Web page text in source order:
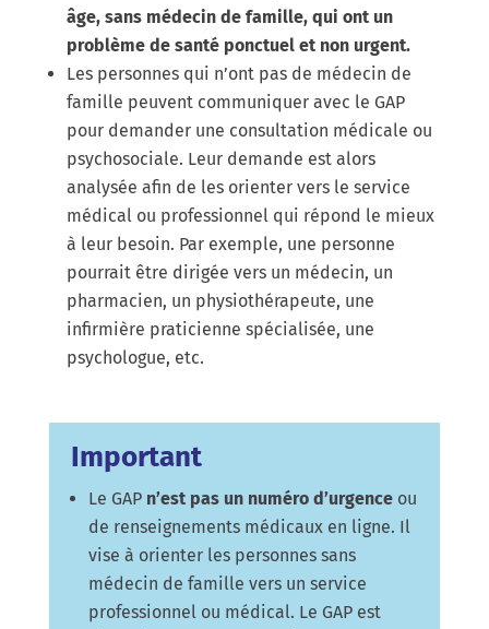
âge, sans médecin de famille, qui ont un
problème de santé ponctuel et non urgent.
Les personnes qui n’ont pas de médecin de
famille peuvent communiquer avec le GAP
pour demander une consultation médicale ou
psychosociale. Leur demande est alors
analysée afin de les orienter vers le service
médical ou professionnel qui répond le mieux
à leur besoin. Par exemple, une personne
pourrait être dirigée vers un médecin, un
pharmacien, un physiothérapeute, une
infirmière praticienne spécialisée, une
psychologue, etc.
Important
Le GAP n’est pas un numéro d’urgence ou
de renseignements médicaux en ligne. Il
vise à orienter les personnes sans
médecin de famille vers un service
professionnel ou médical. Le GAP est